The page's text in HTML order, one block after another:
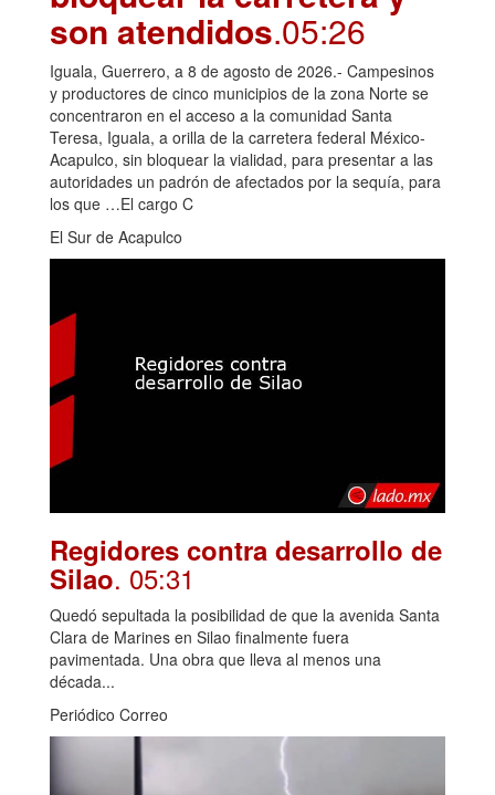
son atendidos.05:26
Iguala, Guerrero, a 8 de agosto de 2026.- Campesinos
y productores de cinco municipios de la zona Norte se
concentraron en el acceso a la comunidad Santa
Teresa, Iguala, a orilla de la carretera federal México-
Acapulco, sin bloquear la vialidad, para presentar a las
autoridades un padrón de afectados por la sequía, para
los que …El cargo C
El Sur de Acapulco
Regidores contra desarrollo de
Silao. 05:31
Quedó sepultada la posibilidad de que la avenida Santa
Clara de Marines en Silao finalmente fuera
pavimentada. Una obra que lleva al menos una
década...
Periódico Correo